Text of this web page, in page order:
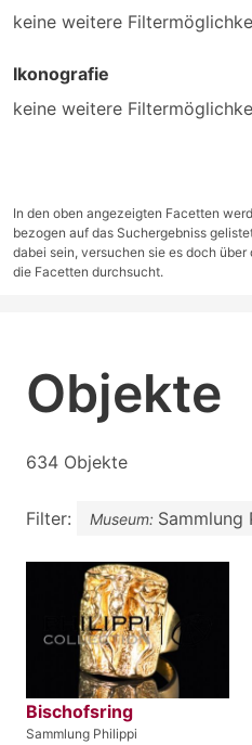
keine weitere
Ikonografie
keine weitere
In den oben angezeigten Facetten
bezogen auf das Suchergebniss
dabei sein, versuchen sie es doch
die Facetten durchsucht.
Objekte
634 Objekte
Filter: Museum: Sammlung
Bischofsring
Sammlung Philippi